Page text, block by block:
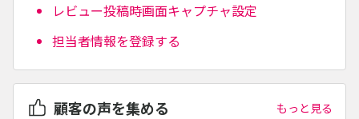
レビュー投稿時画面キャプチャ設定
担当者情報を登録する
顧客の声を集める もっと見る